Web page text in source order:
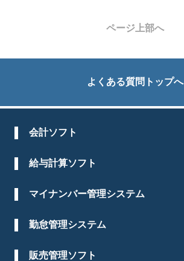
ページ上部へ
よくある質問トップへ
会計ソフト
給与計算ソフト
マイナンバー管理システム
勤怠管理システム
販売管理ソフト